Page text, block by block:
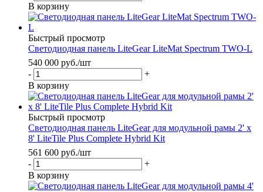
В корзину
Быстрый просмотр
Светодиодная панель LiteGear LiteMat Spectrum TWO-L
540 000 руб./шт
-
+
В корзину
Быстрый просмотр
Светодиодная панель LiteGear для модульной рамы 2' x
8' LiteTile Plus Complete Hybrid Kit
561 600 руб./шт
-
+
В корзину